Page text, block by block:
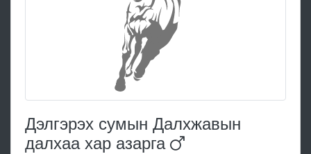
Дэлгэрэх сумын Далхжавын
далхаа хар азарга